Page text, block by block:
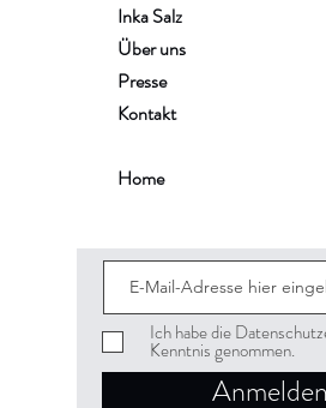
Inka Salz
Über uns
Presse
Kontakt
Home
Ich habe die
Kenntnis genommen.
Anmelden